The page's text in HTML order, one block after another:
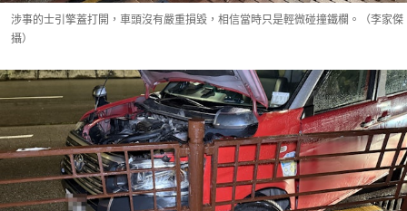
涉事的士引擎蓋打開，車頭沒有嚴重損毀，相信當時只是輕微碰撞鐵欄。（李家傑
攝）